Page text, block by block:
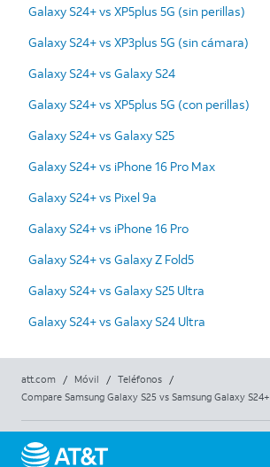
Galaxy S24+ vs XP5plus 5G (sin perillas)
Galaxy S24+ vs XP3plus 5G (sin cámara)
Galaxy S24+ vs Galaxy S24
Galaxy S24+ vs XP5plus 5G (con perillas)
Galaxy S24+ vs Galaxy S25
Galaxy S24+ vs iPhone 16 Pro Max
Galaxy S24+ vs Pixel 9a
Galaxy S24+ vs iPhone 16 Pro
Galaxy S24+ vs Galaxy Z Fold5
Galaxy S24+ vs Galaxy S25 Ultra
Galaxy S24+ vs Galaxy S24 Ultra
att.com / Móvil / Teléfonos
/
Compare Samsung Galaxy S25 vs Samsung Galaxy S24+